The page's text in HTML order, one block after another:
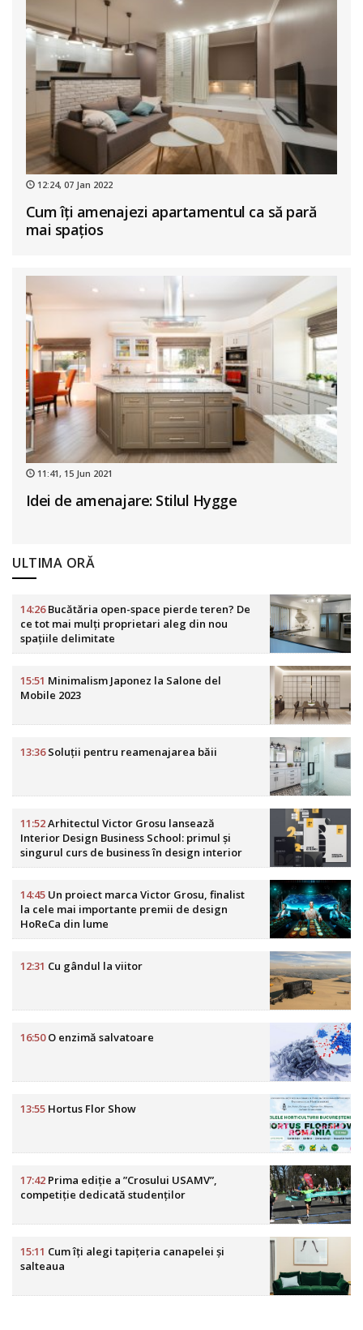
12:24, 07 Jan 2022
Cum îți amenajezi apartamentul ca să pară
mai spațios
11:41, 15 Jun 2021
Idei de amenajare: Stilul Hygge
ULTIMA ORĂ
14:26Bucătăria open-space pierde teren? De
ce tot mai mulți proprietari aleg din nou
spațiile delimitate
15:51 Minimalism Japonez la Salone del
Mobile 2023
13:36Soluții pentru reamenajarea băii
11:52Arhitectul Victor Grosu lansează
Interior Design Business School: primul și
singurul curs de business în design interior
din România
14:45 Un proiect marca Victor Grosu, finalist
la cele mai importante premii de design
HoReCa din lume
12:31 Cu gândul la viitor
16:50O enzimă salvatoare
13:55 Hortus Flor Show
17:42 Prima ediție a ”Crosului USAMV”,
competiție dedicată studenților
15:11 Cum îți alegi tapițeria canapelei și
salteaua